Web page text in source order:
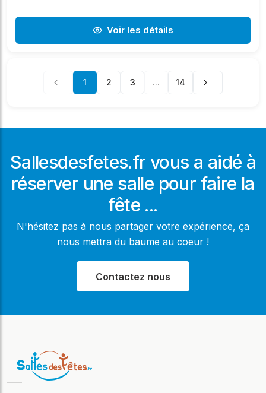
Voir les détails
1 2 3 ... 14
Sallesdesfetes.fr vous a aidé à
réserver une salle pour faire la
fête ...
N'hésitez pas à nous partager votre expérience, ça
nous mettra du baume au coeur !
Contactez nous